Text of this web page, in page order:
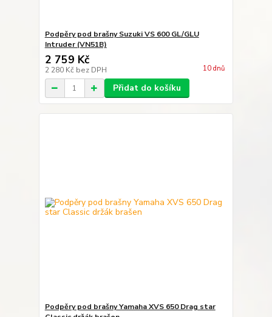
Podpěry pod brašny Suzuki VS 600 GL/GLU
Intruder (VN51B)
2 759 Kč
2 280 Kč bez DPH 10 dnů
Přidat do košíku
Podpěry pod brašny Yamaha XVS 650 Drag star